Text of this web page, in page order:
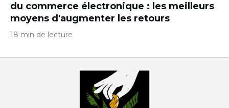
du commerce électronique : les meilleurs
moyens d'augmenter les retours
18 min de lecture